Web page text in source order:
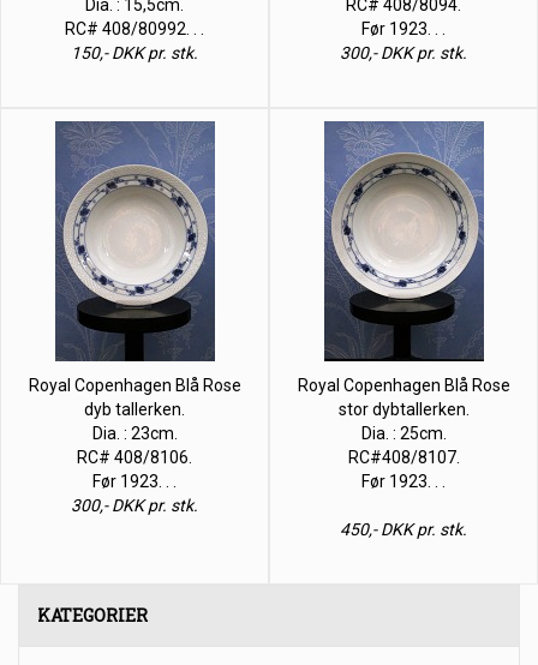
Dia. : 15,5cm.
RC# 408/80992. . .
150,- DKK pr. stk.
RC# 408/8094.
Før 1923. . .
300,- DKK pr. stk.
Royal Copenhagen Blå Rose
dyb tallerken.
Dia. : 23cm.
RC# 408/8106.
Før 1923. . .
300,- DKK pr. stk.
Royal Copenhagen Blå Rose
stor dybtallerken.
Dia. : 25cm.
RC#408/8107.
Før 1923. . .
450,- DKK pr. stk.
KATEGORIER